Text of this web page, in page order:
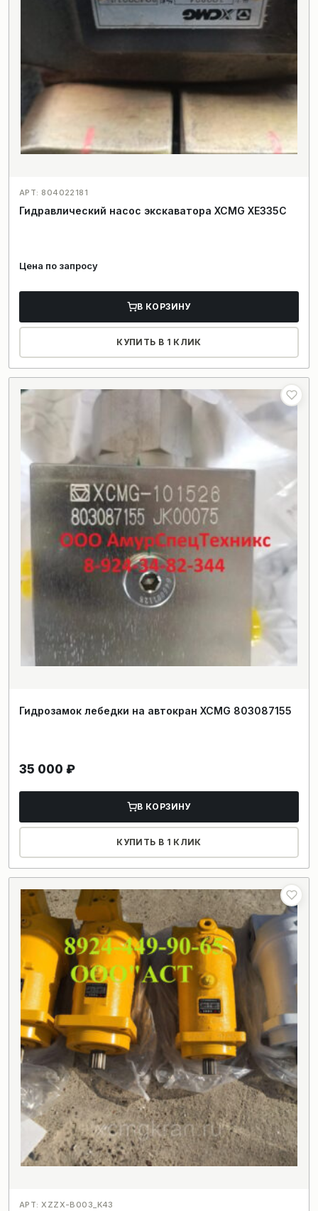
АРТ: 804022181
Гидравлический насос экскаватора XCMG XE335C
Цена по запросу
В КОРЗИНУ
КУПИТЬ В 1 КЛИК
Гидрозамок лебедки на автокран XCMG 803087155
35 000 ₽
В КОРЗИНУ
КУПИТЬ В 1 КЛИК
АРТ: XZZX-B003_K43